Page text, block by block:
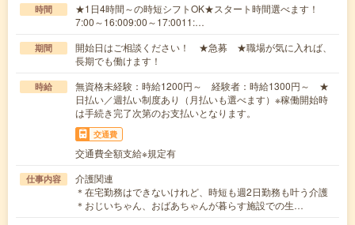
時間
★1日4時間～の時短シフトOK★スタート時間選べます！
7:00～16:009:00～17:0011:…
期間
開始日はご相談ください！ ★急募 ★職場が気に入れば、
長期でも働けます！
時給
無資格未経験：時給1200円～ 経験者：時給1300円～ ★
日払い／週払い制度あり（月払いも選べます）※稼働開始時
は手続き完了次第のお支払いとなります。
交通費
交通費全額支給※規定有
仕事内容
介護関連
＊在宅勤務はできないけれど、時短も週2日勤務も叶う介護
＊おじいちゃん、おばあちゃんが暮らす施設での生…